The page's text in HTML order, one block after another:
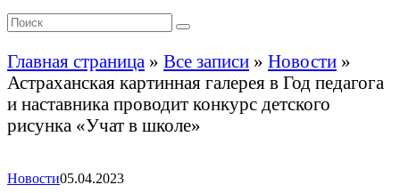
Главная страница » Все записи » Новости »
Астраханская картинная галерея в Год педагога
и наставника проводит конкурс детского
рисунка «Учат в школе»
Новости05.04.2023